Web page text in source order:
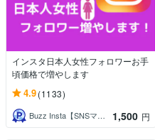
インスタ日本人女性フォロワーお手
頃価格で増やします
4.9(1133)
Buzz Insta【SNSマーケ】 1,500 円